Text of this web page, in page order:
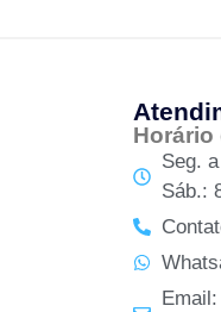
Horário
Seg.
Sáb.:
Email: